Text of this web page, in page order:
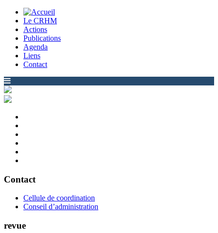
Le CRHM
Actions
Publications
Agenda
Liens
Contact
Contact
Cellule de coordination
Conseil d’administration
revue